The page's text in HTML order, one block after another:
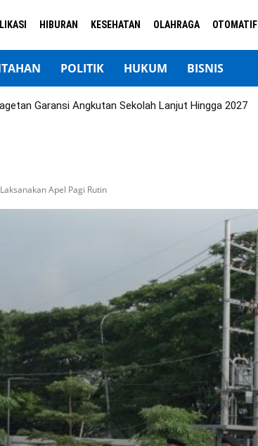
HIBURAN KESEHATAN OLAHRAGA OTOMATIF
POLITIK HUKUM BISNIS
Garansi Angkutan Sekolah Lanjut Hingga 2027
Apel Pagi Rutin